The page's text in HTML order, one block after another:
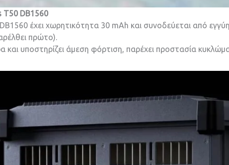
T50 DB1560
έχει χωρητικότητα 30 mAh και συνοδεύεται από
πρώτο).
και υποστηρίζει άμεση φόρτιση, παρέχει προστασία